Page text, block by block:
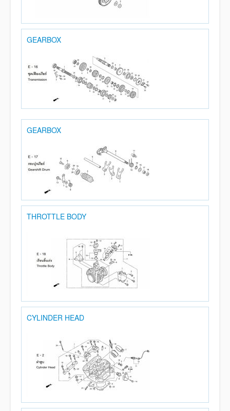
GEARBOX
GEARBOX
THROTTLE BODY
CYLINDER HEAD